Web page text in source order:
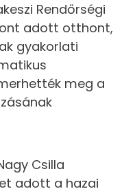
Rendőrségi
adott otthont,
gyakorlati
meg a
Csilla
adott a hazai